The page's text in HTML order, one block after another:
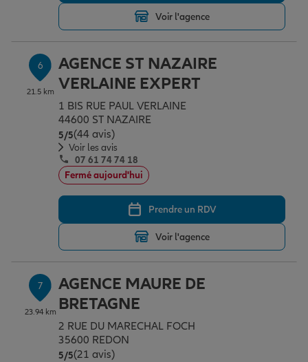
Voir l'agence
6
21.5 km
AGENCE ST NAZAIRE
VERLAINE EXPERT
1 BIS RUE PAUL VERLAINE
44600 ST NAZAIRE
5/5Note de 5 sur 5
(44 avis)
Voir les avis
07 61 74 74 18
Fermé aujourd'hui
Prendre un RDV
Voir l'agence
7
23.94 km
AGENCE MAURE DE
BRETAGNE
2 RUE DU MARECHAL FOCH
35600 REDON
5/5Note de 5 sur 5
(21 avis)